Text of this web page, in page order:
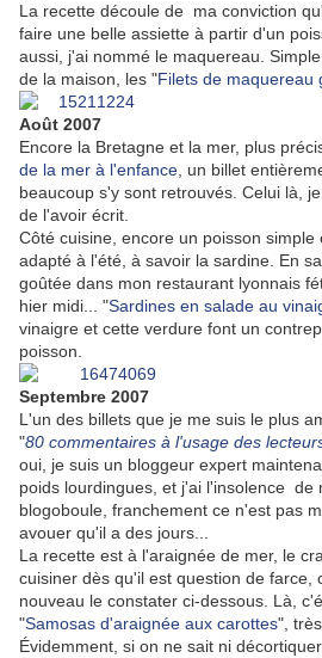
La recette découle de ma conviction
faire une belle assiette à partir d'un
aussi, j'ai nommé le maquereau.
de la maison, les "Filets de maquereau
Août 2007
Encore la Bretagne et la mer, plus
de la mer à l'enfance , un billet
beaucoup s'y sont retrouvés. Celui là,
de l'avoir écrit.
Côté cuisine, encore un poisson simple
adapté à l'été, à savoir la sardine. En
goûtée dans mon restaurant lyonnais
hier midi... "Sardines en salade au
vinaigre et cette verdure font un
poisson.
Septembre 2007
L'un des billets que je me suis le plus
"80 commentaires à l'usage des
oui, je suis un bloggeur expert
poids lourdingues, et j'ai l'insolence de
blogoboule, franchement ce n'est pas
avouer qu'il a des jours...
La recette est à l'araignée de mer, le
cuisiner dès qu'il est question de farce,
nouveau le constater ci-dessous. Là,
"Samosas d'araignée aux carottes",
Évidemment, si on ne sait ni